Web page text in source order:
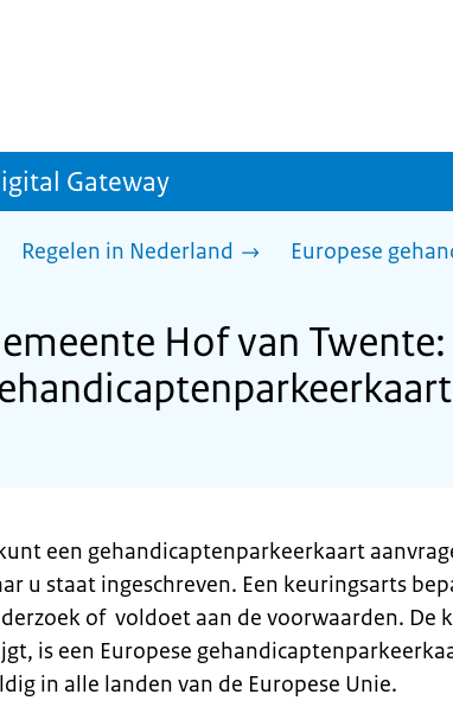
Gateway
Regelen in Nederland Europese
Hof van
een gehandicaptenparkeerkaart
u staat ingeschreven. Een keuringsarts
of voldoet aan de voorwaarden. De
is een Europese
in alle landen van de Europese Unie.